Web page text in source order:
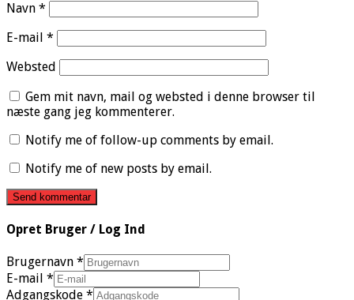
Navn *
E-mail *
Websted
Gem mit navn, mail og websted i denne browser til
næste gang jeg kommenterer.
Notify me of follow-up comments by email.
Notify me of new posts by email.
Opret Bruger / Log Ind
Brugernavn *
E-mail *
Adgangskode *